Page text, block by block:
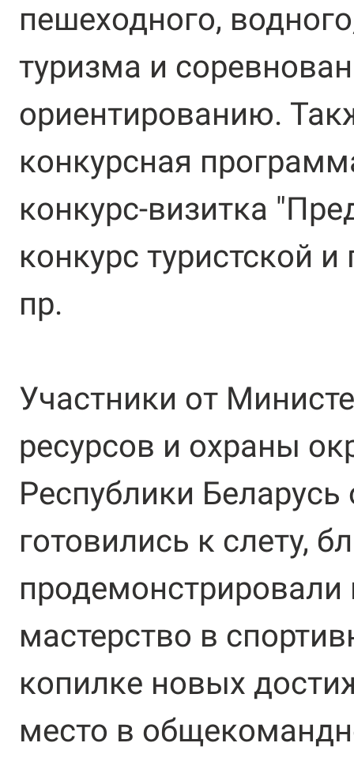
пешеходного,
туризма и
ориентированию.
конкурсная
конкурс-визитка
конкурс туристской
пр.
Участники от
ресурсов и охраны
Республики Беларусь
готовились к слету,
мастерство в
копилке новых
место в